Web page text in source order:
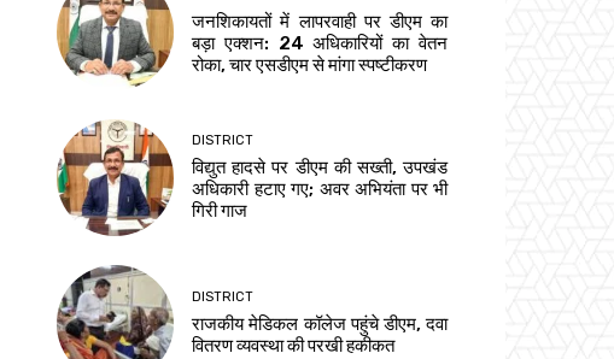
जनशिकायतों में लापरवाही पर डीएम का
बड़ा एक्शन: 24 अधिकारियों का वेतन
रोका, चार एसडीएम से मांगा स्पष्टीकरण
DISTRICT
विद्युत हादसे पर डीएम की सख्ती, उपखंड
अधिकारी हटाए गए; अवर अभियंता पर भी
गिरी गाज
DISTRICT
राजकीय मेडिकल कॉलेज पहुंचे डीएम, दवा
वितरण व्यवस्था की परखी हकीकत